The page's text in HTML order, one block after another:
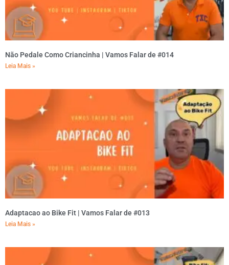
Não Pedale Como Criancinha | Vamos Falar de #014
Leia Mais »
Adaptacao ao Bike Fit | Vamos Falar de #013
Leia Mais »